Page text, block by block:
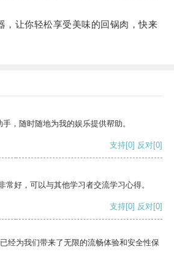
让你轻松享受美味的回锅肉，快来
，随时随地为我的娱乐提供帮助。
支持[0] 反对[0]
常好，可以与其他学习者交流学习心得。
支持[0] 反对[0]
经为我们带来了无限的流畅体验和安全性保